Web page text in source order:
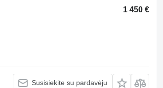
1 450 €
Susisiekite su pardavėju